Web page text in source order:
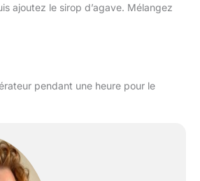
ajoutez le sirop d’agave. Mélangez
pendant une heure pour le